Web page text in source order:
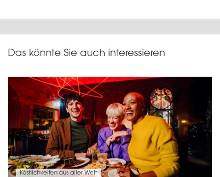
Das könnte Sie auch interessieren
Köstlichkeiten aus aller Welt